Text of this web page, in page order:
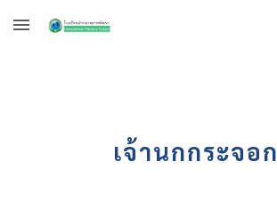
Skip to main content
เจ้านกกระจอก